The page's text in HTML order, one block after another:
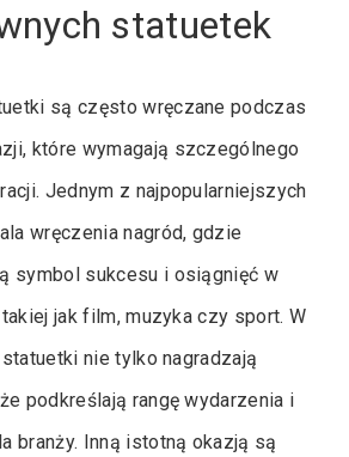
statuetek
są często wręczane podczas
które wymagają szczególnego
Jednym z najpopularniejszych
wręczenia nagród, gdzie
symbol sukcesu i osiągnięć w
jak film, muzyka czy sport. W
nie tylko nagradzają
podkreślają rangę wydarzenia i
branży. Inną istotną okazją są